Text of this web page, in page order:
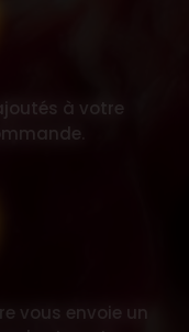
à votre
vous envoie un